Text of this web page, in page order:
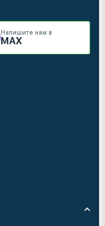
Напишите нам в
MAX